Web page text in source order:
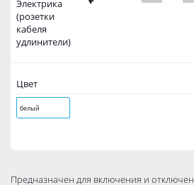
Электрика
(розетки
кабеля
удлинители)
Цвет
белый
Предназначен для включения и